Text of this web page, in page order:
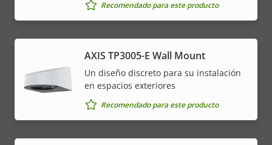
Recomendado para este producto
AXIS TP3005-E Wall Mount
Un diseño discreto para su instalación
en espacios exteriores
Recomendado para este producto